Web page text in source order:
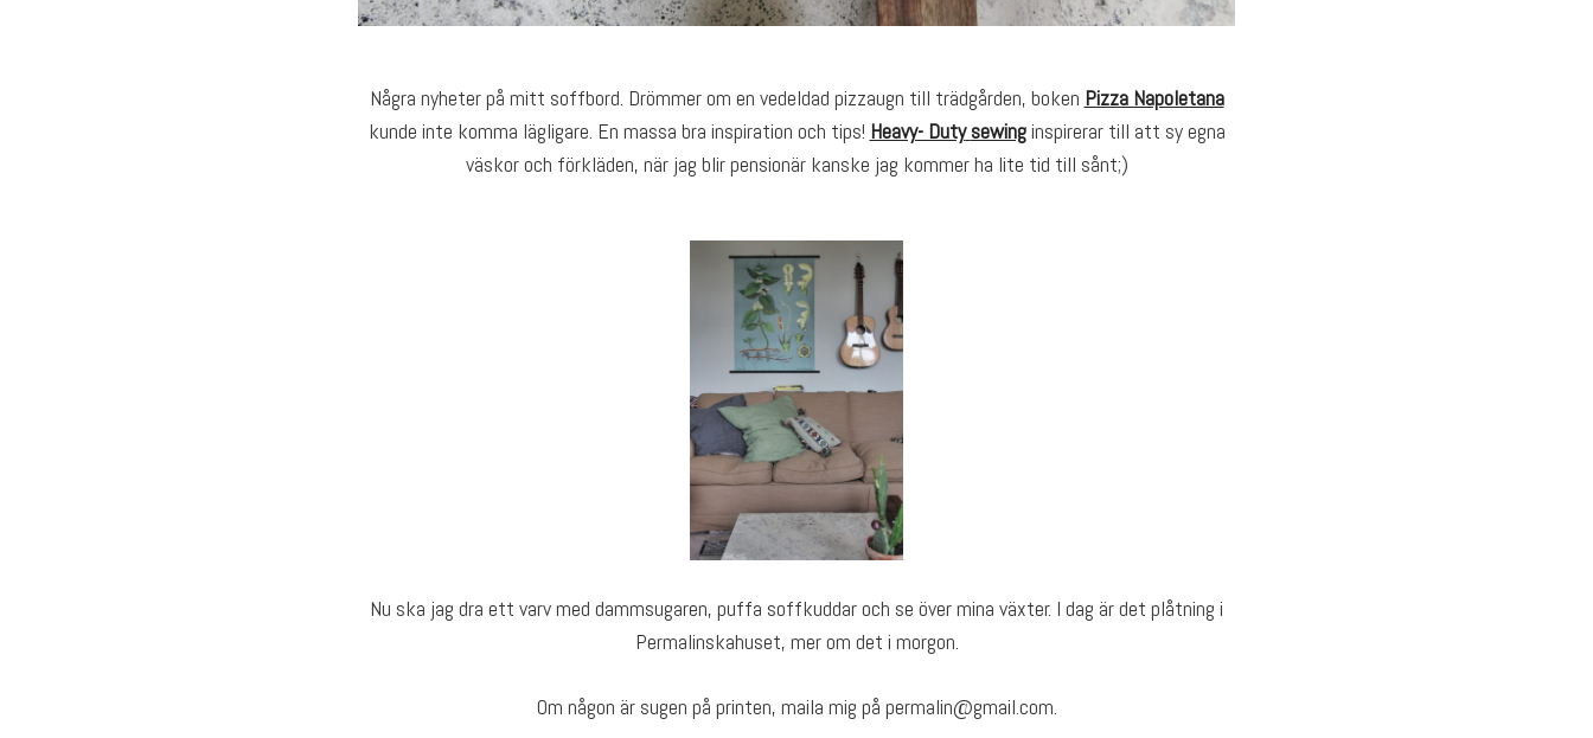
Några nyheter på mitt soffbord. Drömmer om en vedeldad pizzaugn till trädgården, boken Pizza Napoletana
kunde inte komma lägligare. En massa bra inspiration och tips! Heavy- Duty sewinginspirerar till att sy egna
väskor och förkläden, när jag blir pensionär kanske jag kommer ha lite tid till sånt;)
Nu ska jag dra ett varv med dammsugaren, puffa soffkuddar och se över mina växter. I dag är det plåtning i
Permalinskahuset, mer om det i morgon.
Om någon är sugen på printen, maila mig på permalin@gmail.com.